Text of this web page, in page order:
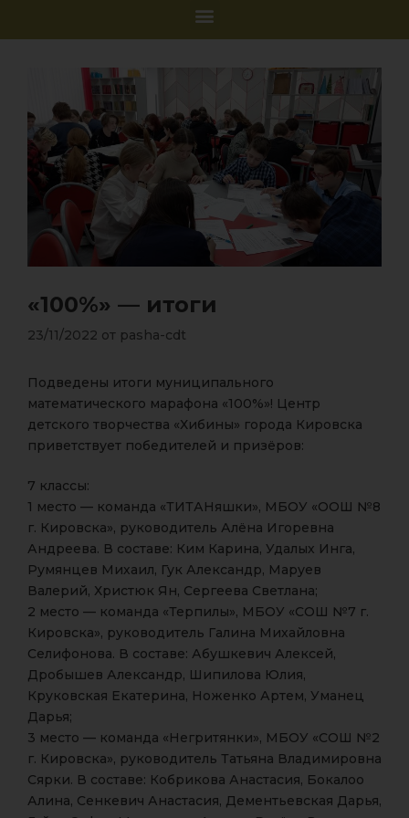
«100%» — итоги
23/11/2022 от pasha-cdt
Подведены итоги муниципального
математического марафона «100%»! Центр
детского творчества «Хибины» города Кировска
приветствует победителей и призёров:
7 классы:
1 место — команда «ТИТАНяшки», МБОУ «ООШ №8
г. Кировска», руководитель Алёна Игоревна
Андреева. В составе: Ким Карина, Удалых Инга,
Румянцев Михаил, Гук Александр, Маруев
Валерий, Христюк Ян, Сергеева Светлана;
2 место — команда «Терпилы», МБОУ «СОШ №7 г.
Кировска», руководитель Галина Михайловна
Селифонова. В составе: Абушкевич Алексей,
Дробышев Александр, Шипилова Юлия,
Круковская Екатерина, Ноженко Артем, Уманец
Дарья;
3 место — команда «Негритянки», МБОУ «СОШ №2
г. Кировска», руководитель Татьяна Владимировна
Сярки. В составе: Кобрикова Анастасия, Бокалоо
Алина, Сенкевич Анастасия, Дементьевская Дарья,